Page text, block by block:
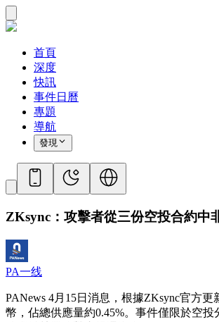
首頁
深度
快訊
事件日曆
專題
導航
發現
ZKsync：攻擊者從三份空投合約中
PA一线
PANews 4月15日消息，根據ZKsync官方
幣，佔總供應量約0.45%。事件僅限於空